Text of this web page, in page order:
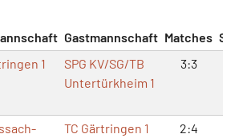
Gastmannschaft Matches
1
SPG KV/SG/TB
Untertürkheim 1
3:3
TC Gärtringen 1 2:4